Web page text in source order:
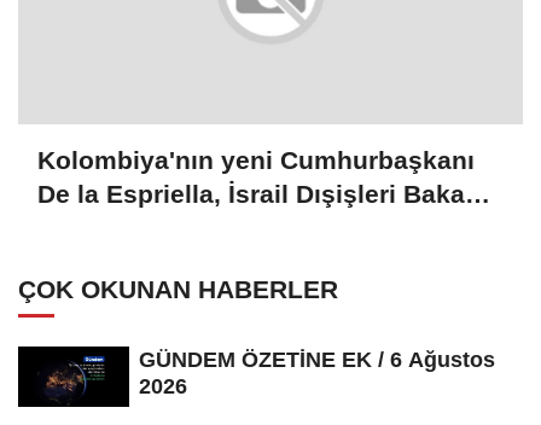
Kolombiya'nın yeni Cumhurbaşkanı
De la Espriella, İsrail Dışişleri Bakanı
ÇOK OKUNAN HABERLER
GÜNDEM ÖZETİNE EK / 6 Ağustos
2026